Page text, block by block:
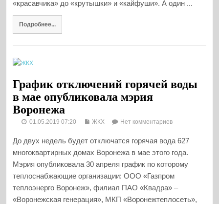
«красавчика» до «крутышки» и «кайфуши». А один ...
Подробнее...
График отключений горячей воды
в мае опубликовала мэрия
Воронежа
01.05.2019 07:20 ЖКХ Нет комментариев
До двух недель будет отключатся горячая вода 627
многоквартирных домах Воронежа в мае этого года.
Мэрия опубликовала 30 апреля график по которому
теплоснабжающие организации: ООО «Газпром
теплоэнерго Воронеж», филиал ПАО «Квадра» –
«Воронежская генерация», МКП «Воронежтеплосеть»,